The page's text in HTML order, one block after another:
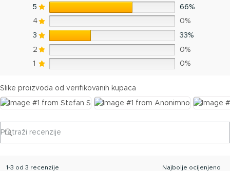
5
66%
4
0%
3
33%
2
0%
1
0%
Slike proizvoda od verifikovanih kupaca
1-3 od 3 recenzije